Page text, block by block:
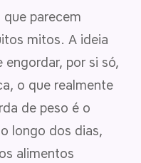
que parecem
mitos. A ideia
por si só,
o que realmente
de peso é o
longo dos dias,
alimentos